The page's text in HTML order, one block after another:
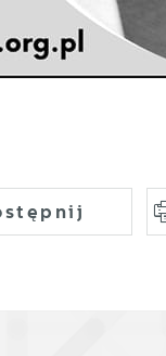
personalizację
treści.
Dzięki tym
Więcej
Analityczne
dostosowywać
Cookies